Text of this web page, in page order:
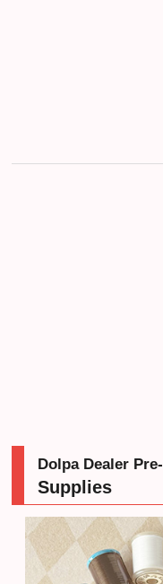
Dolpa Dealer Pre-
Supplies